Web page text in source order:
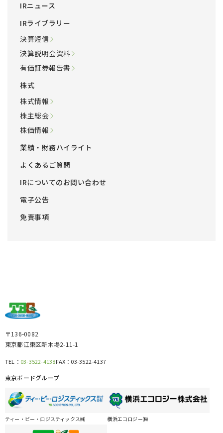
IRニュース
IRライブラリー
決算短信
決算説明会資料
有価証券報告書
株式
株式情報
株主総会
株価情報
業績・財務ハイライト
よくあるご質問
IRについてのお問い合わせ
電子公告
免責事項
〒136-0082
東京都江東区新木場2-11-1
TEL： 03-3522-4138FAX： 03-3522-4137
東京ボードグループ
ティー・ビー・ロジスティックス㈱ 横浜エコロジー㈱